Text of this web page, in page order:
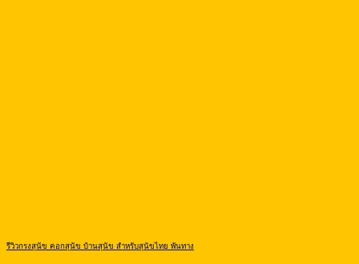
รีวิวกรงสุนัข คอกสุนัข บ้านสุนัข สำหรับสุนัขไทย พันทาง